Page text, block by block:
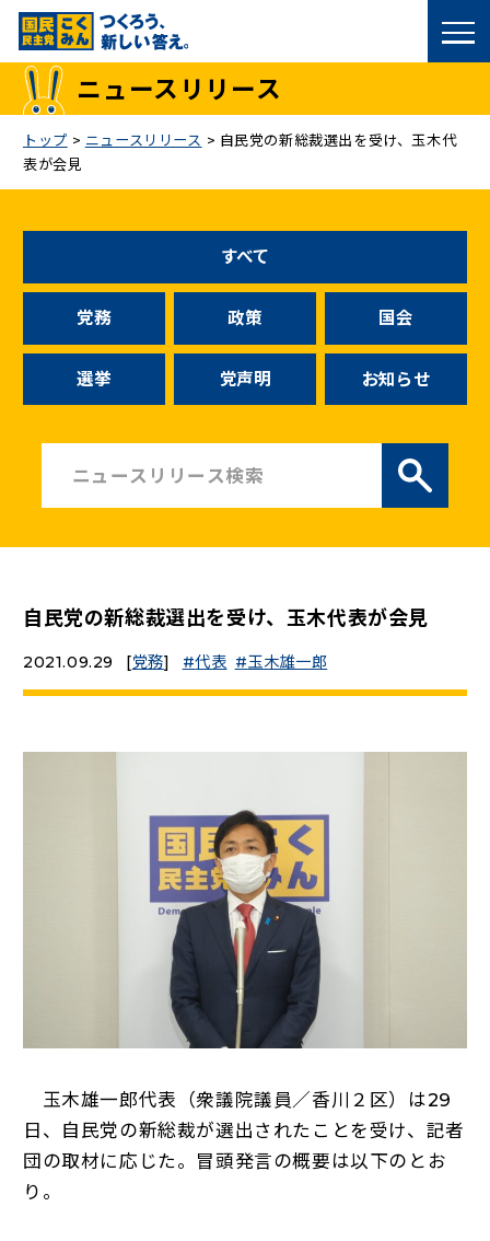
国民民主党トップ
議員
候補者公募
こくみん政治塾
お問い合わせ
ニュースリリース
こくみんうさぎの部屋
参加・サポート
（新しいタブで開く）
国民民主党学生部（新しいタブで開く）
二次創作ガイドライン（新しいタブで開く）
プライバシーポリシー
特定商取引法に基づく表記
ニュースリリース
トップ > ニュースリリース > 自民党の新総裁選出を受け、玉木代
表が会見
すべて
党務 政策 国会
選挙 党声明 お知らせ
自民党の新総裁選出を受け、玉木代表が会見
2021.09.29 [党務] 代表 玉木雄一郎
玉木雄一郎代表（衆議院議員／香川２区）は29
日、自民党の新総裁が選出されたことを受け、記者
団の取材に応じた。冒頭発言の概要は以下のとお
り。